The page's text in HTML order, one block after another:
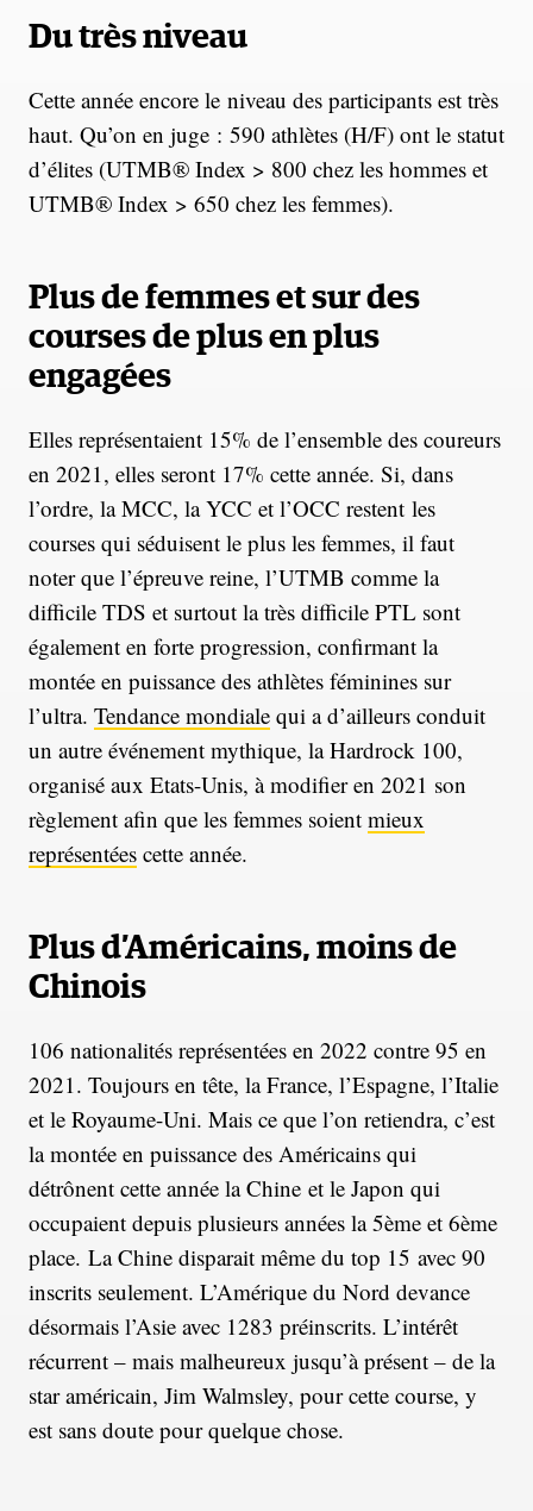
Du très niveau
Cette année encore le niveau des participants est très
haut. Qu’on en juge : 590 athlètes (H/F) ont le statut
d’élites (UTMB® Index > 800 chez les hommes et
UTMB® Index > 650 chez les femmes).
Plus de femmes et sur des
courses de plus en plus
engagées
Elles représentaient 15% de l’ensemble des coureurs
en 2021, elles seront 17% cette année. Si, dans
l’ordre, la MCC, la YCC et l’OCC restent les
courses qui séduisent le plus les femmes, il faut
noter que l’épreuve reine, l’UTMB comme la
difficile TDS et surtout la très difficile PTL sont
également en forte progression, confirmant la
montée en puissance des athlètes féminines sur
l’ultra. Tendance mondiale qui a d’ailleurs conduit
un autre événement mythique, la Hardrock 100,
organisé aux Etats-Unis, à modifier en 2021 son
règlement afin que les femmes soient mieux
représentées cette année.
Plus d’Américains, moins de
Chinois
106 nationalités représentées en 2022 contre 95 en
2021. Toujours en tête, la France, l’Espagne, l’Italie
et le Royaume-Uni. Mais ce que l’on retiendra, c’est
la montée en puissance des Américains qui
détrônent cette année la Chine et le Japon qui
occupaient depuis plusieurs années la 5ème et 6ème
place. La Chine disparait même du top 15 avec 90
inscrits seulement. L’Amérique du Nord devance
désormais l’Asie avec 1283 préinscrits. L’intérêt
récurrent – mais malheureux jusqu’à présent – de la
star américain, Jim Walmsley, pour cette course, y
est sans doute pour quelque chose.